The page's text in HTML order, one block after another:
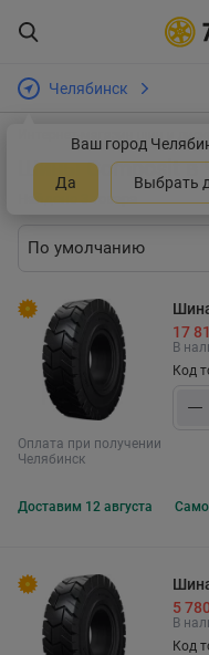
Челябинск
Ваш город
Да Выбрать
Интернет-магазин шин и
Шины Composit в
Найдено 3 товара
Оплата при получении
Челябинск
17
В
Код
Доставим 12 августа
5
В
Код